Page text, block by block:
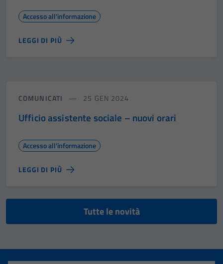
Accesso all'informazione
LEGGI DI PIÙ
COMUNICATI 25 GEN 2024
Ufficio assistente sociale – nuovi orari
Accesso all'informazione
LEGGI DI PIÙ
Tutte le novità